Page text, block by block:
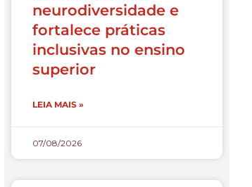
neurodiversidade e
fortalece práticas
inclusivas no ensino
superior
LEIA MAIS »
07/08/2026